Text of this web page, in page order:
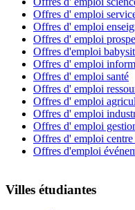
Offres d' emploi
Offres d' emploi
Offres d' emploi
Offres d'emploi
Offres d' emploi
Offres d' emploi santé
Offres d' emploi
Offres d' emploi
Offres d' emploi
Offres d' emploi
Offres d' emploi centre
Offres d'emploi
Villes étudiantes